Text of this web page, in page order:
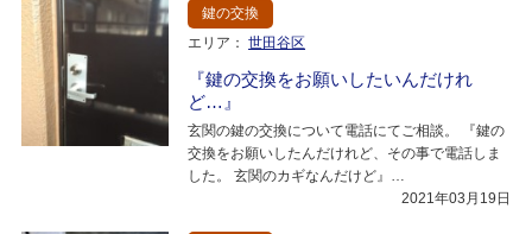
鍵の交換
エリア： 世田谷区
『鍵の交換をお願いしたいんだけれ
ど…』
玄関の鍵の交換について電話にてご相談。 『鍵の
交換をお願いしたんだけれど、その事で電話しま
した。 玄関のカギなんだけど』…
2021年03月19日